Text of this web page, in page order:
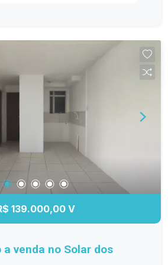
proporcionando mais
O banheiro possui box
principal conta com ar-
maior conforto em
a família e os amigos, além
ainda mais conforto e
um
bem equipado e pronto
família, esta é a oportunidade
e agende sua visita!
139.000,00 V
venda no Solar dos